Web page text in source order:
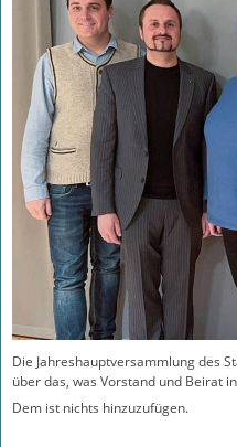
Die Jahreshauptversammlung des
über das, was Vorstand und Beirat
Dem ist nichts hinzuzufügen.